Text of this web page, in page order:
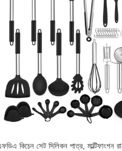
কিচেন সেট সিলিকন পাত্র, মাল্টিফাংশন